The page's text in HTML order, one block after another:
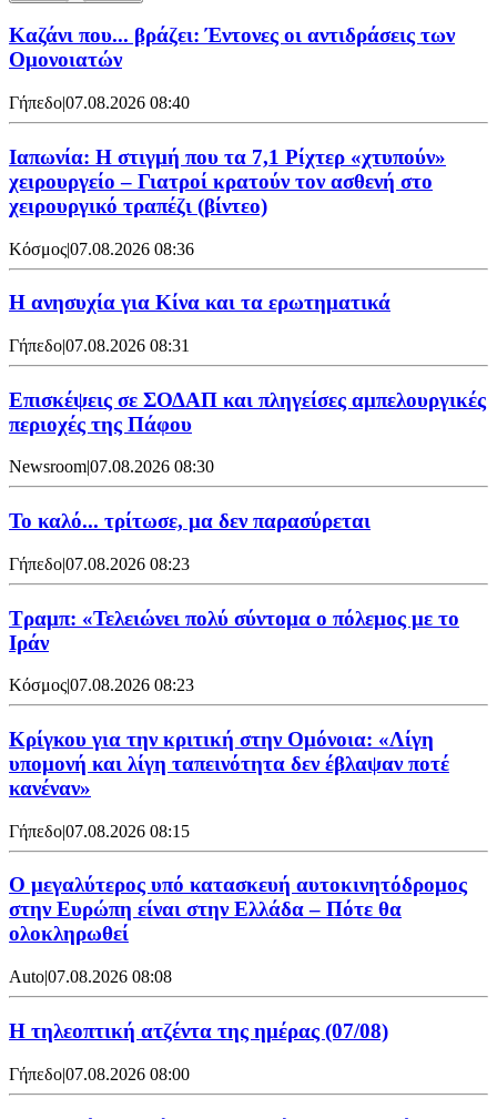
Καζάνι που... βράζει: Έντονες οι αντιδράσεις των
Ομονοιατών
Γήπεδο|07.08.2026 08:40
Ιαπωνία: Η στιγμή που τα 7,1 Ρίχτερ «χτυπούν»
χειρουργείο – Γιατροί κρατούν τον ασθενή στο
χειρουργικό τραπέζι (βίντεο)
Κόσμος|07.08.2026 08:36
Η ανησυχία για Κίνα και τα ερωτηματικά
Γήπεδο|07.08.2026 08:31
Επισκέψεις σε ΣΟΔΑΠ και πληγείσες αμπελουργικές
περιοχές της Πάφου
Newsroom|07.08.2026 08:30
Το καλό... τρίτωσε, μα δεν παρασύρεται
Γήπεδο|07.08.2026 08:23
Τραμπ: «Τελειώνει πολύ σύντομα ο πόλεμος με το
Ιράν
Κόσμος|07.08.2026 08:23
Κρίγκου για την κριτική στην Ομόνοια: «Λίγη
υπομονή και λίγη ταπεινότητα δεν έβλαψαν ποτέ
κανέναν»
Γήπεδο|07.08.2026 08:15
Ο μεγαλύτερος υπό κατασκευή αυτοκινητόδρομος
στην Ευρώπη είναι στην Ελλάδα – Πότε θα
ολοκληρωθεί
Auto|07.08.2026 08:08
Η τηλεοπτική ατζέντα της ημέρας (07/08)
Γήπεδο|07.08.2026 08:00